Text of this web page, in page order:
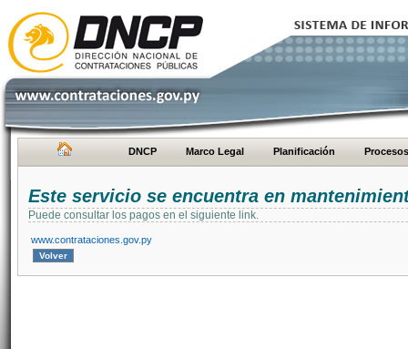
DNCP Marco Legal Planificación Procesos
Este servicio se encuentra en
Puede consultar los pagos en el siguiente link.
www.contrataciones.gov.py